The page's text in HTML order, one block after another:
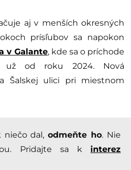
aj v menších okresných
prísľubov sa napokon
v Galante, kde sa o príchode
už od roku 2024. Nová
Šalskej ulici pri miestnom
niečo dal,odmeňte ho. Nie
Pridajte sa k interez